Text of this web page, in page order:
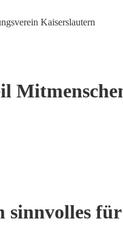
Kaiserslautern